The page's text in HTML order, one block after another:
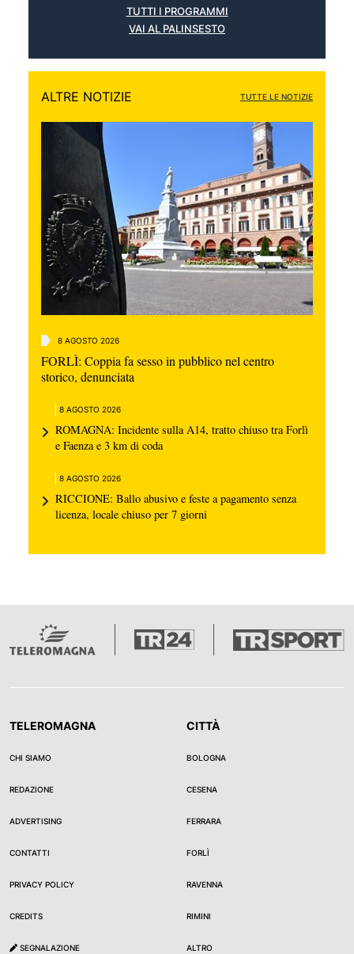
TUTTI I PROGRAMMI
VAI AL PALINSESTO
ALTRE NOTIZIE TUTTE LE NOTIZIE
8 AGOSTO 2026
FORLÌ: Coppia fa sesso in pubblico nel centro
storico, denunciata
8 AGOSTO 2026
ROMAGNA: Incidente sulla A14, tratto chiuso tra Forlì
e Faenza e 3 km di coda
8 AGOSTO 2026
RICCIONE: Ballo abusivo e feste a pagamento senza
licenza, locale chiuso per 7 giorni
TELEROMAGNA
CHI SIAMO
REDAZIONE
ADVERTISING
CONTATTI
PRIVACY POLICY
CREDITS
SEGNALAZIONE
CITTÀ
BOLOGNA
CESENA
FERRARA
FORLÌ
RAVENNA
RIMINI
ALTRO